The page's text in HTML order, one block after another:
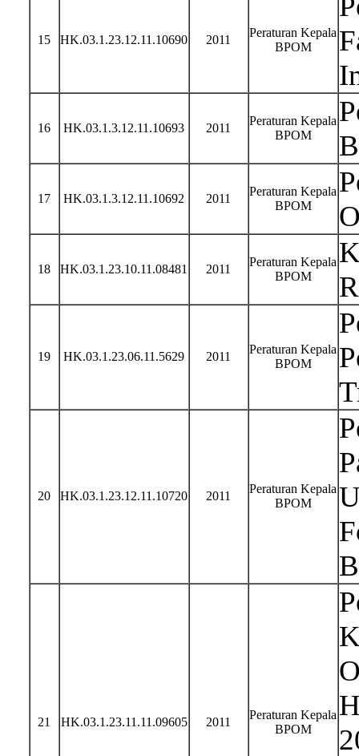
15 HK.03.1.23.12.11.10690 2011
Peraturan Kepala
BPOM
16 HK.03.1.3.12.11.10693 2011
Peraturan Kepala
BPOM
17 HK.03.1.3.12.11.10692 2011
Peraturan Kepala
BPOM
18 HK.03.1.23.10.11.08481 2011
Peraturan Kepala
BPOM
19 HK.03.1.23.06.11.5629 2011
Peraturan Kepala
BPOM
20 HK.03.1.23.12.11.10720 2011
Peraturan Kepala
BPOM
21 HK.03.1.23.11.11.09605 2011
Peraturan Kepala
BPOM